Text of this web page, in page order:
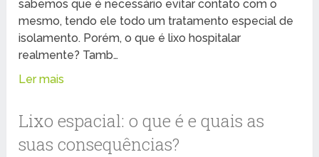
sabemos que é necessário evitar contato com o
mesmo, tendo ele todo um tratamento especial de
isolamento. Porém, o que é lixo hospitalar
realmente? Tamb…
Ler mais
Lixo espacial: o que é e quais as
suas consequências?